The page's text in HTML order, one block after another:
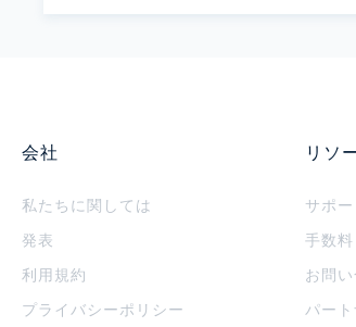
会社
私たちに関しては
発表
利用規約
プライバシーポリシー
リソ
サポー
手数料
お問
パー